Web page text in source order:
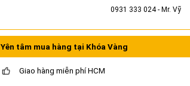
0931 333 024- Mr. Vỹ
Yên tâm mua hàng tại Khóa Vàng
Giao hàng miễn phí HCM